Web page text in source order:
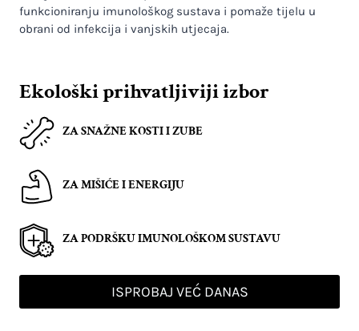
funkcioniranju imunološkog sustava i pomaže tijelu u
obrani od infekcija i vanjskih utjecaja.
Ekološki prihvatljiviji izbor
ZA SNAŽNE KOSTI I ZUBE
ZA MIŠIĆE I ENERGIJU
ZA PODRŠKU IMUNOLOŠKOM SUSTAVU
ISPROBAJ VEĆ DANAS